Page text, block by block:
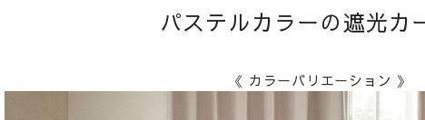
パステルカラーの遮光カ
《 カラーバリエーション 》